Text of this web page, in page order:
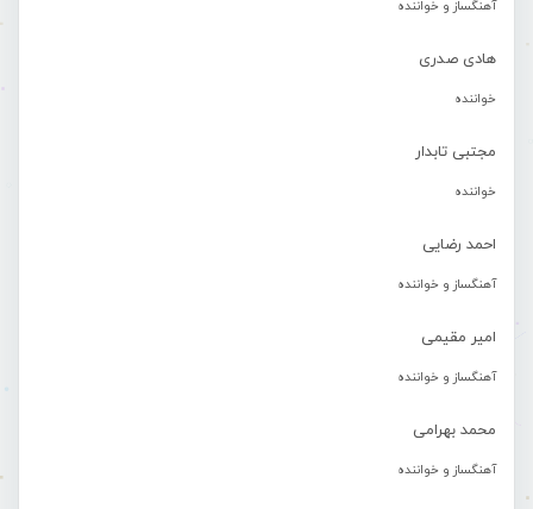
آهنگساز و خواننده
هادی صدری
خواننده
مجتبی تابدار
خواننده
احمد رضایی
آهنگساز و خواننده
امیر مقیمی
آهنگساز و خواننده
محمد بهرامی
آهنگساز و خواننده